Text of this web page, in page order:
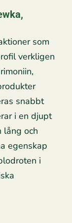
som
verkligen
snabbt
i en djupt
lång och
egenskap
i